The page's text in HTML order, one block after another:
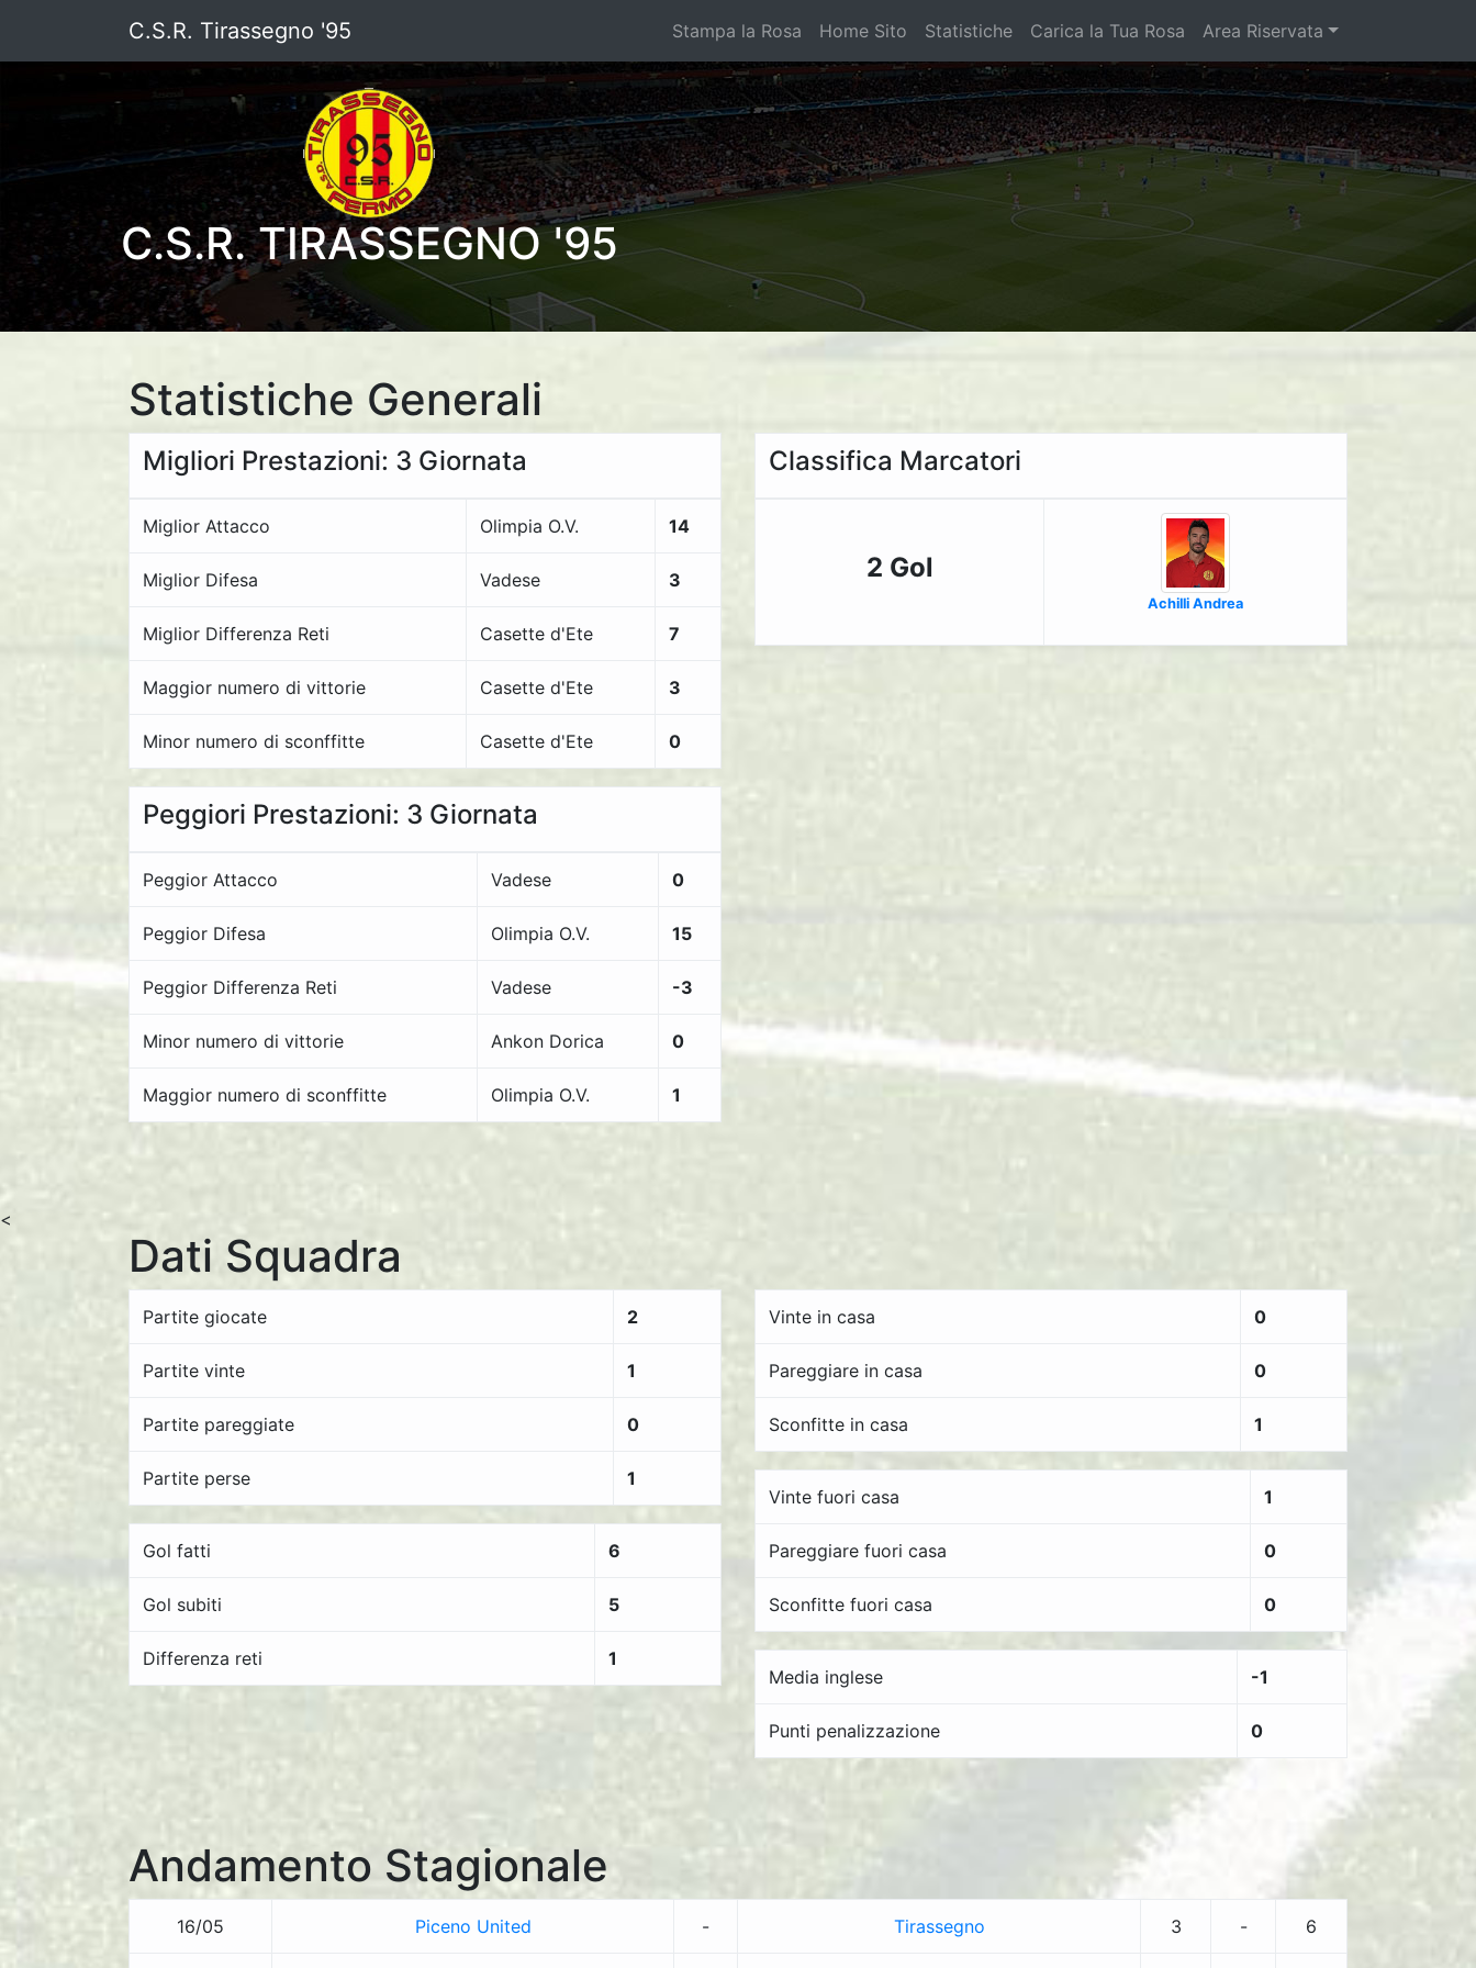
C.S.R. Tirassegno '95 Stampa la Rosa Home Sito Statistiche Carica la Tua Rosa Area Riservata
C.S.R. TIRASSEGNO '95
Statistiche Generali
Migliori Prestazioni: 3 Giornata
Miglior Attacco Olimpia O.V. 14
Miglior Difesa Vadese 3
Miglior Differenza Reti Casette d'Ete 7
Maggior numero di vittorie Casette d'Ete 3
Minor numero di sconffitte Casette d'Ete 0
Peggiori Prestazioni: 3 Giornata
Peggior Attacco Vadese 0
Peggior Difesa Olimpia O.V. 15
Peggior Differenza Reti Vadese -3
Minor numero di vittorie Ankon Dorica 0
Maggior numero di sconffitte Olimpia O.V. 1
Classifica Marcatori
2 Gol
Achilli Andrea
<
Dati Squadra
Partite giocate 2
Partite vinte 1
Partite pareggiate 0
Partite perse 1
Gol fatti 6
Gol subiti 5
Differenza reti 1
Vinte in casa 0
Pareggiare in casa 0
Sconfitte in casa 1
Vinte fuori casa 1
Pareggiare fuori casa 0
Sconfitte fuori casa 0
Media inglese -1
Punti penalizzazione 0
Andamento Stagionale
16/05 Piceno United - Tirassegno 3 - 6